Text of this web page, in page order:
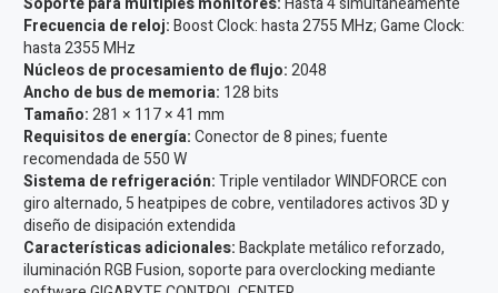
Frecuencia de reloj:Boost Clock: hasta 2755 MHz; Game Clock:
hasta 2355 MHz
Núcleos de procesamiento de flujo:2048
Ancho de bus de memoria: 128 bits
Tamaño:281 × 117 × 41 mm
Requisitos de energía:Conector de 8 pines; fuente
recomendada de 550 W
Sistema de refrigeración:Triple ventilador WINDFORCE con
giro alternado, 5 heatpipes de cobre, ventiladores activos 3D y
diseño de disipación extendida
Características adicionales:Backplate metálico reforzado,
iluminación RGB Fusion, soporte para overclocking mediante